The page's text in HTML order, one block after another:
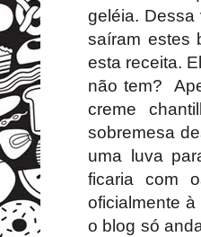
geléia. Dessa
saíram estes
esta receita.
não tem?
creme
sobremesa
uma luva
ficaria com
oficialmente
o blog só